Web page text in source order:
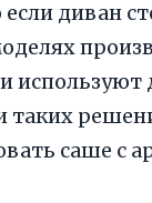
если диван
таких
саше с